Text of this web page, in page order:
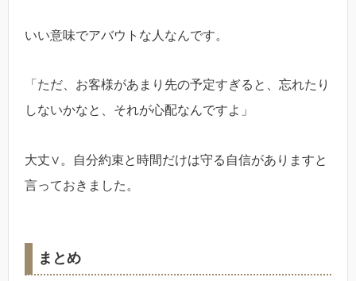
いい意味でアバウトな人なんです。
「ただ、お客様があまり先の予定すぎると、忘れたり
しないかなと、それが心配なんですよ」
大丈∨。自分約束と時間だけは守る自信がありますと
言っておきました。
まとめ